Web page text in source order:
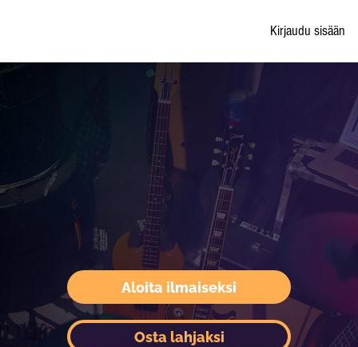
Kirjaudu sisään
Aloita ilmaiseksi
Osta lahjaksi